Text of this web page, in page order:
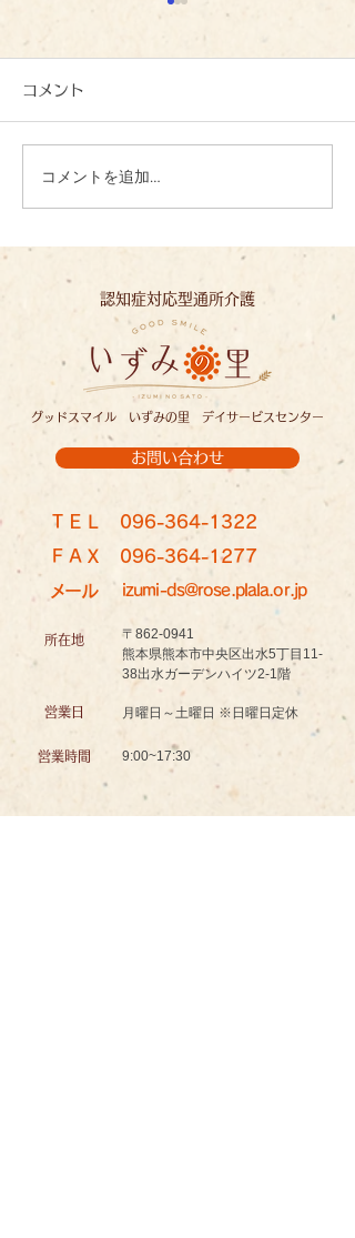
バラ見学：イズミノソラ
コメント
コメントを追加…
認知症対応型通所介護
グッドスマイル いずみの里 デイサービスセンター
お問い合わせ
ＴＥＬ 096-364-1322
ＦＡＸ
096-364-1277
メール
izumi-ds@rose.plala.or.jp
所在地
〒862-0941
熊本県熊本市中央区出水5丁目11-
38出水ガーデンハイツ2-1階
営業日 月曜日～土曜日 ※日曜日定休
営業時間 9:00~17:30